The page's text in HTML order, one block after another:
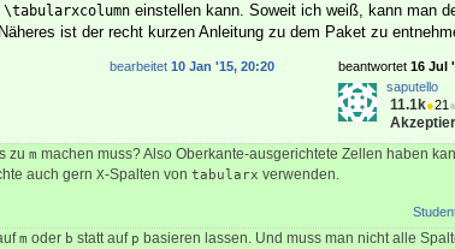
\tabularxcolumn einstellen kann. Soweit ich weiß, kann man
ist der recht kurzen Anleitung zu dem Paket zu
beantwortet 16 Jul
saputello
11.1k●21 ●
bearbeitet 10 Jan '15, 20:20
zu m machen muss? Also Oberkante-ausgerichtete Zellen haben
auch gern X-Spalten von tabularx verwenden.
m oder b statt auf p basieren lassen. Und muss man nicht alle